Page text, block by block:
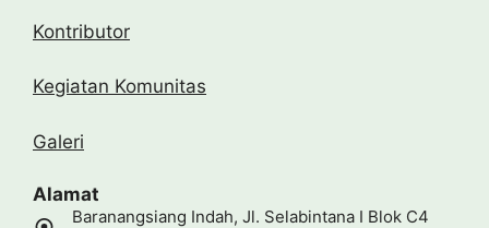
Kontributor
Kegiatan Komunitas
Galeri
Alamat
Baranangsiang Indah, Jl. Selabintana I Blok C4